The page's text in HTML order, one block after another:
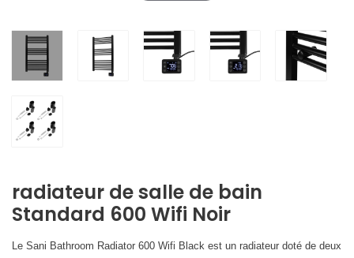
radiateur de salle de bain
Standard 600 Wifi Noir
Le Sani Bathroom Radiator 600 Wifi Black est un radiateur doté de deux